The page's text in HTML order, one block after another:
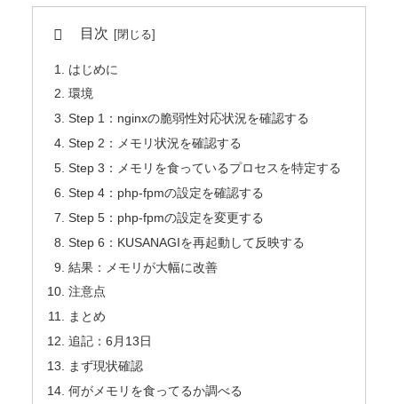
目次
はじめに
環境
Step 1：nginxの脆弱性対応状況を確認する
Step 2：メモリ状況を確認する
Step 3：メモリを食っているプロセスを特定する
Step 4：php-fpmの設定を確認する
Step 5：php-fpmの設定を変更する
Step 6：KUSANAGIを再起動して反映する
結果：メモリが大幅に改善
注意点
まとめ
追記：6月13日
まず現状確認
何がメモリを食ってるか調べる